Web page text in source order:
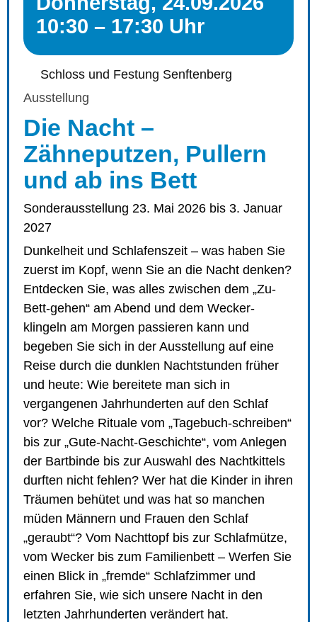
10:30 – 17:30 Uhr
Schloss und Festung Senftenberg
Ausstellung
Die Nacht –
Zähneputzen, Pullern
und ab ins Bett
Sonderausstellung 23. Mai 2026 bis 3. Januar
2027
Dunkelheit und Schlafenszeit – was haben Sie
zuerst im Kopf, wenn Sie an die Nacht denken?
Entdecken Sie, was alles zwischen dem „Zu-
Bett-gehen“ am Abend und dem Wecker-
klingeln am Morgen passieren kann und
begeben Sie sich in der Ausstellung auf eine
Reise durch die dunklen Nachtstunden früher
und heute: Wie bereitete man sich in
vergangenen Jahrhunderten auf den Schlaf
vor? Welche Rituale vom „Tagebuch-schreiben“
bis zur „Gute-Nacht-Geschichte“, vom Anlegen
der Bartbinde bis zur Auswahl des Nachtkittels
durften nicht fehlen? Wer hat die Kinder in ihren
Träumen behütet und was hat so manchen
müden Männern und Frauen den Schlaf
„geraubt“? Vom Nachttopf bis zur Schlafmütze,
vom Wecker bis zum Familienbett – Werfen Sie
einen Blick in „fremde“ Schlafzimmer und
erfahren Sie, wie sich unsere Nacht in den
letzten Jahrhunderten verändert hat.